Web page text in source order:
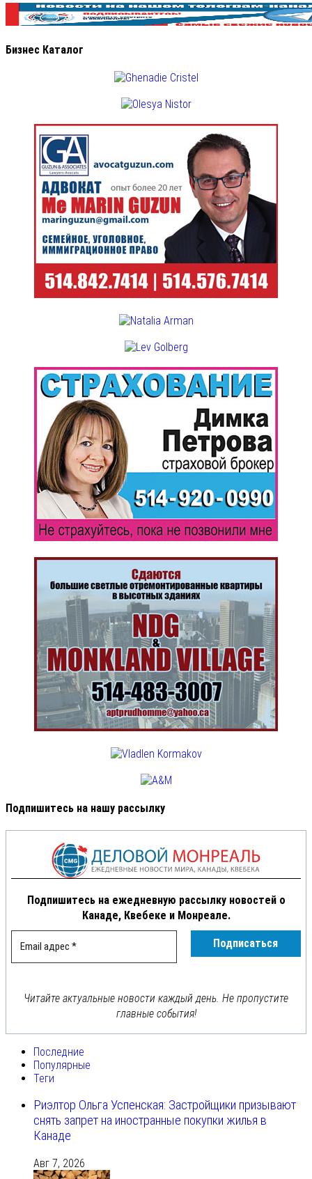
Бизнес Каталог
Подпишитесь на нашу рассылку
Подпишитесь на ежедневную рассылку новостей о
Канаде, Квебеке и Монреале.
Читайте актуальные новости каждый день. Не пропустите
главные события!
Последние
Популярные
Теги
Риэлтор Ольга Успенская: Застройщики призывают
снять запрет на иностранные покупки жилья в
Канаде
Авг 7, 2026